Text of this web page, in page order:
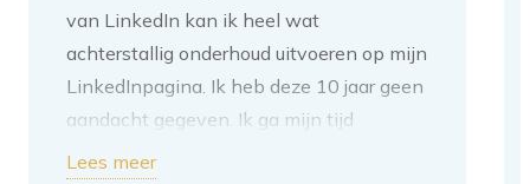
van LinkedIn kan ik heel wat
achterstallig onderhoud uitvoeren op mijn
LinkedInpagina. Ik heb deze 10 jaar geen
aandacht gegeven. Ik ga mijn tijd
besteden aan het toevoegen van
Lees meer